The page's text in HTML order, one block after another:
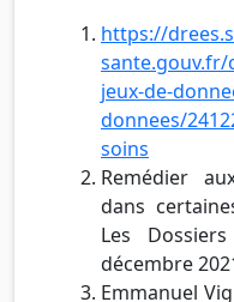
https://
sante.gouv.fr/
jeux-de-
donnees/
soins
Remédier
dans
Les
décembre
Emmanuel